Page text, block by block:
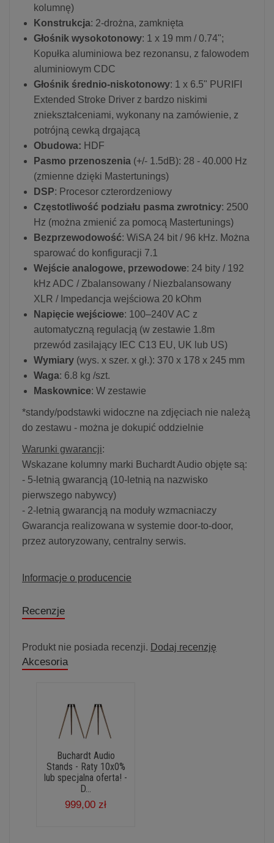
kolumnę)
Konstrukcja: 2-drożna, zamknięta
Głośnik wysokotonowy: 1 x 19 mm / 0.74";
Kopułka aluminiowa bez rezonansu, z falowodem
aluminiowym CDC
Głośnik średnio-niskotonowy: 1 x 6.5" PURIFI
Extended Stroke Driver z bardzo niskimi
zniekształceniami, wykonany na zamówienie, z
potrójną cewką drgającą
Obudowa: HDF
Pasmo przenoszenia (+/- 1.5dB): 28 - 40.000 Hz
(zmienne dzięki Mastertunings)
DSP: Procesor czterordzeniowy
Częstotliwość podziału pasma zwrotnicy: 2500
Hz (można zmienić za pomocą Mastertunings)
Bezprzewodowość: WiSA 24 bit / 96 kHz. Można
sparować do konfiguracji 7.1
Wejście analogowe, przewodowe: 24 bity / 192
kHz ADC / Zbalansowany / Niezbalansowany
XLR / Impedancja wejściowa 20 kOhm
Napięcie wejściowe: 100–240V AC z
automatyczną regulacją (w zestawie 1.8m
przewód zasilający IEC C13 EU, UK lub US)
Wymiary (wys. x szer. x gł.): 370 x 178 x 245 mm
Waga: 6.8 kg /szt.
Maskownice: W zestawie
*standy/podstawki widoczne na zdjęciach nie należą
do zestawu - można je dokupić oddzielnie
Warunki gwarancji:
Wskazane kolumny marki Buchardt Audio objęte są:
- 5-letnią gwarancją (10-letnią na nazwisko
pierwszego nabywcy)
- 2-letnią gwarancją na moduły wzmacniaczy
Gwarancja realizowana w systemie door-to-door,
przez autoryzowany, centralny serwis.
Informacje o producencie
Recenzje
Produkt nie posiada recenzji. Dodaj recenzję
Akcesoria
Buchardt Audio
Stands - Raty 10x0%
lub specjalna oferta! -
D...
999,00 zł